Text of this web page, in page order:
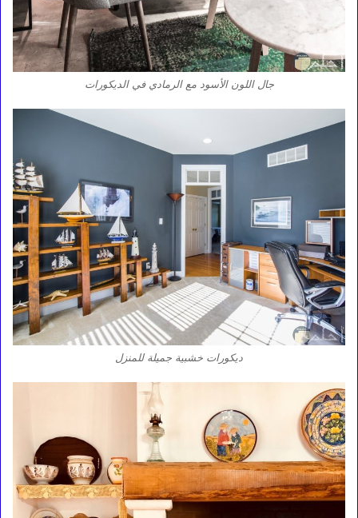
جال اللون الأسود مع الرمادي في الديكورات
ديكورات خشبية جميلة للمنزل